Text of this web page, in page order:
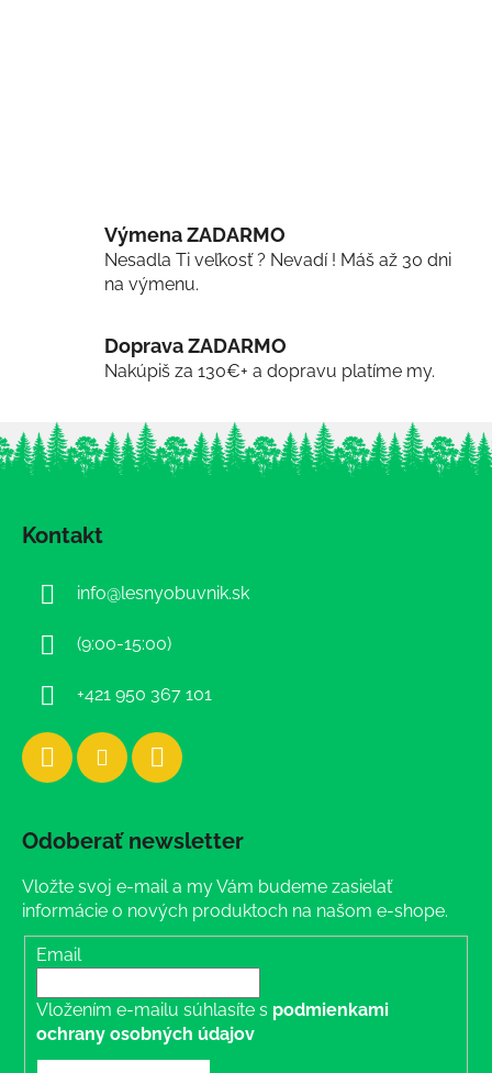
Výmena ZADARMO
Nesadla Ti veľkosť ? Nevadí ! Máš až 30 dni
na výmenu.
Doprava ZADARMO
Nakúpiš za 130€+ a dopravu platíme my.
Kontakt
info@lesnyobuvnik.sk
(9:00-15:00)
+421 950 367 101
Odoberať newsletter
Vložte svoj e-mail a my Vám budeme zasielať
informácie o nových produktoch na našom e-shope.
Email
Vložením e-mailu súhlasíte s podmienkami
ochrany osobných údajov